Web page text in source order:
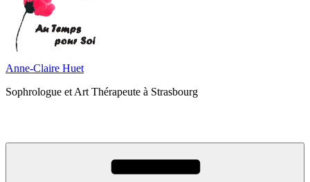
Anne-Claire Huet
Sophrologue et Art Thérapeute à Strasbourg